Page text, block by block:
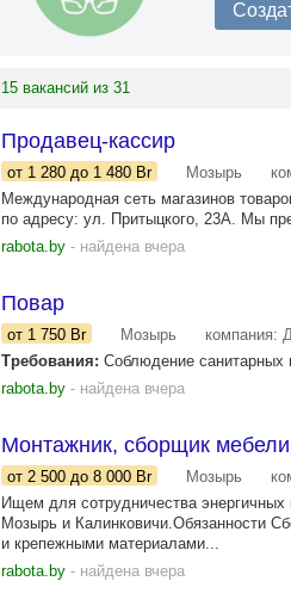
15 вакансий из 31
Продавец-кассир
от 1 280 до 1 480 Br Мозырь
Международная сеть магазинов
по адресу: ул. Притыцкого, 23А. Мы
rabota.by - найдена вчера
Повар
от 1 750 Br Мозырь компания:
Требования: Соблюдение санитарных
rabota.by - найдена вчера
Монтажник, сборщик мебели
от 2 500 до 8 000 Br Мозырь
Ищем для сотрудничества
Мозырь и Калинковичи.Обязанности
и крепежными материалами...
rabota.by - найдена вчера